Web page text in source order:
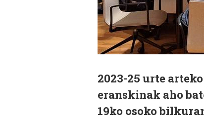
2023-25 urte
eranskinak aho
19ko osoko